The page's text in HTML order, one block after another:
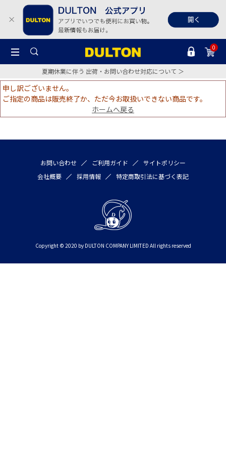
0
夏期休業に伴う 出荷・お問い合わせ対応について ＞
申し訳ございません。
ご指定の商品は販売終了か、ただ今お取扱いできない商品です。
ホームへ戻る
お問い合わせ ご利用ガイド
サイトポリシー
会社概要
採用情報 特定商取引法に基づく表記
Copyright © 2020 by DULTON COMPANY LIMITED All rights reserved